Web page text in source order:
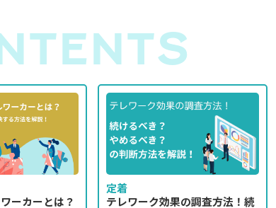
ーカーとは？
定着
テレワーク効果の調査方法！続